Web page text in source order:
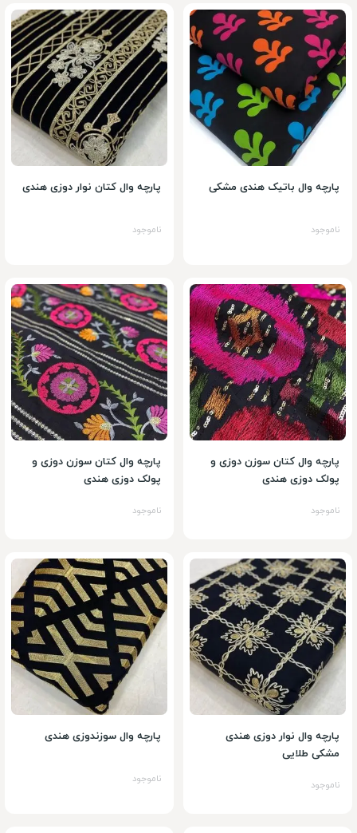
پارچه وال باتیک هندی مشکی
ناموجود
پارچه وال کتان نوار دوزی هندی
ناموجود
پارچه وال کتان سوزن دوزی و
پولک دوزی هندی
ناموجود
پارچه وال کتان سوزن دوزی و
پولک دوزی هندی
ناموجود
پارچه وال نوار دوزی هندی
مشکی طلایی
ناموجود
پارچه وال سوزندوزی هندی
ناموجود